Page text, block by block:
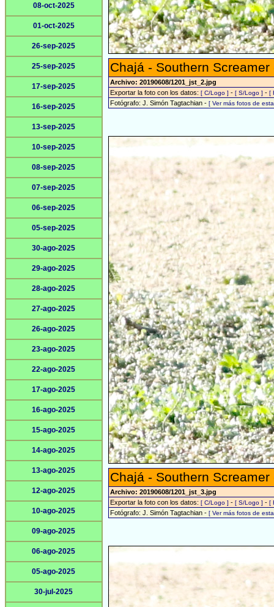
08-oct-2025
01-oct-2025
26-sep-2025
25-sep-2025
17-sep-2025
16-sep-2025
13-sep-2025
10-sep-2025
08-sep-2025
07-sep-2025
06-sep-2025
05-sep-2025
30-ago-2025
29-ago-2025
28-ago-2025
27-ago-2025
26-ago-2025
23-ago-2025
22-ago-2025
17-ago-2025
16-ago-2025
15-ago-2025
14-ago-2025
13-ago-2025
12-ago-2025
10-ago-2025
09-ago-2025
06-ago-2025
05-ago-2025
30-jul-2025
Chajá - Southern
Archivo: 20190608/1201_jst_2.jpg
Exportar la foto con los datos: [ C/Logo ] - [ S/Logo ] - [
Fotógrafo: J. Simón Tagtachian - [ Ver más fotos de
Chajá - Southern
Archivo: 20190608/1201_jst_3.jpg
Exportar la foto con los datos: [ C/Logo ] - [ S/Logo ] - [
Fotógrafo: J. Simón Tagtachian - [ Ver más fotos de